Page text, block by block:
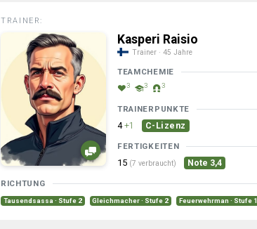
TRAINER:
Kasperi Raisio
Trainer · 45 Jahre
TEAMCHEMIE
3 3 3
TRAINERPUNKTE
4 +1 C-Lizenz
FERTIGKEITEN
15 (7 verbraucht) Note 3,4
RICHTUNG
Tausendsassa · Stufe 2 Gleichmacher · Stufe 2 Feuerwehrman · Stufe 1